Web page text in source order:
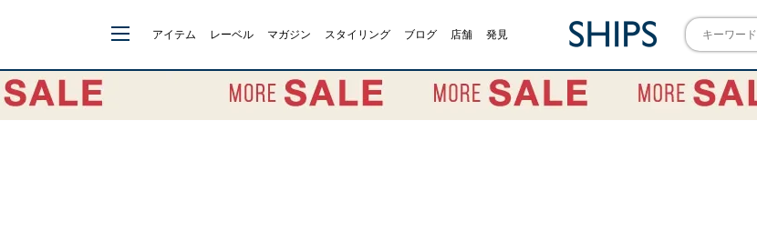
アイテム レーベル マガジン スタイリング ブログ 店舗 発見